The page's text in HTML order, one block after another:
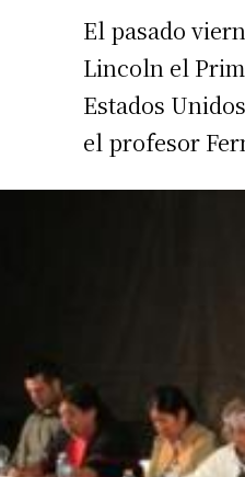
El pasado
Lincoln el
Estados
el profesor